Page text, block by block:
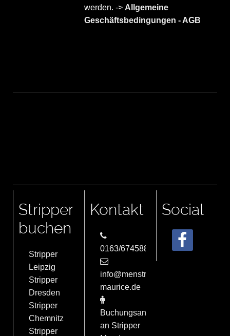
werden. ->Allgemeine
Geschäftsbedingungen - AGB
Stripper
buchen
Stripper
Leipzig
Stripper
Dresden
Stripper
Chemnitz
Stripper
Kontakt
0163/6745884
info@menstrip-
maurice.de
Buchungsanfrage
an Stripper
Social